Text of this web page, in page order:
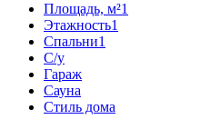
Площадь, м²1
Этажность1
Спальни1
С/у
Гараж
Сауна
Стиль дома